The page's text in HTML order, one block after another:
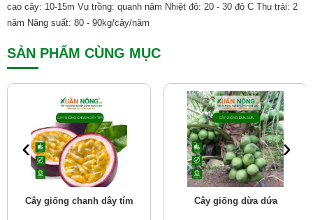
cao cây: 10-15m Vụ trồng: quanh năm Nhiệt độ: 20 - 30 độ C Thu trái: 2
năm Năng suất: 80 - 90kg/cây/năm
SẢN PHẨM CÙNG MỤC
Cây giống chanh dây tím Cây giống dừa dứa
‹ ›